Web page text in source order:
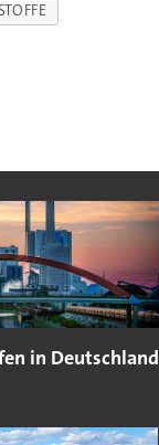
in Deutschland